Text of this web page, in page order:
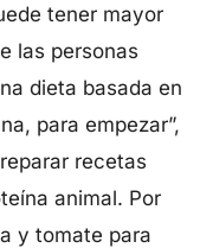
tener mayor
las personas
dieta basada en
para empezar”,
recetas
animal. Por
y tomate para